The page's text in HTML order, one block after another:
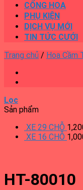
CỔNG HOA
PHỤ KIỆN
DỊCH VỤ MỚI
TIN TỨC CƯỚI
Trang chủ / Hoa Cầm
Lọc
Sản phẩm
XE 29 CHỖ
XE 16 CHỖ
HT-80010